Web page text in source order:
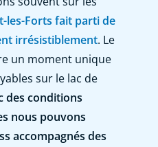
les-Forts fait parti de
irrésistiblement. Le
un moment unique
sur le lac de
des conditions
nous pouvons
accompagnés des